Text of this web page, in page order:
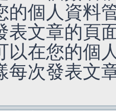
的個人資料
表文章的頁
以在您的個
每次發表文